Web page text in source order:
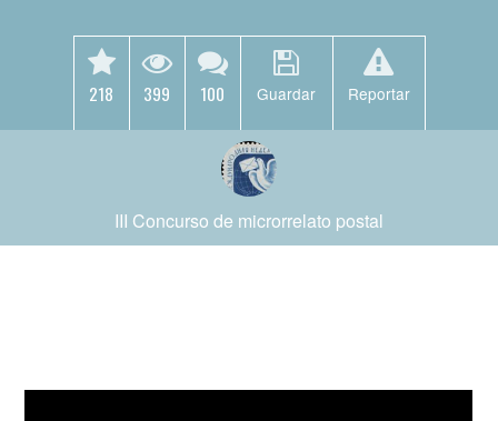
218 399 100 Guardar Reportar
III Concurso de microrrelato postal